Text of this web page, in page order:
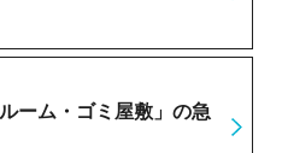
ーム・ゴミ屋敷」の急